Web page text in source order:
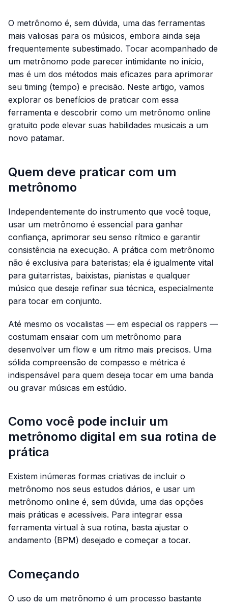
O metrônomo é, sem dúvida, uma das ferramentas
mais valiosas para os músicos, embora ainda seja
frequentemente subestimado. Tocar acompanhado de
um metrônomo pode parecer intimidante no início,
mas é um dos métodos mais eficazes para aprimorar
seu timing (tempo) e precisão. Neste artigo, vamos
explorar os benefícios de praticar com essa
ferramenta e descobrir como um metrônomo online
gratuito pode elevar suas habilidades musicais a um
novo patamar.
Quem deve praticar com um
metrônomo
Independentemente do instrumento que você toque,
usar um metrônomo é essencial para ganhar
confiança, aprimorar seu senso rítmico e garantir
consistência na execução. A prática com metrônomo
não é exclusiva para bateristas; ela é igualmente vital
para guitarristas, baixistas, pianistas e qualquer
músico que deseje refinar sua técnica, especialmente
para tocar em conjunto.
Até mesmo os vocalistas — em especial os rappers —
costumam ensaiar com um metrônomo para
desenvolver um flow e um ritmo mais precisos. Uma
sólida compreensão de compasso e métrica é
indispensável para quem deseja tocar em uma banda
ou gravar músicas em estúdio.
Como você pode incluir um
metrônomo digital em sua rotina de
prática
Existem inúmeras formas criativas de incluir o
metrônomo nos seus estudos diários, e usar um
metrônomo online é, sem dúvida, uma das opções
mais práticas e acessíveis. Para integrar essa
ferramenta virtual à sua rotina, basta ajustar o
andamento (BPM) desejado e começar a tocar.
Começando
O uso de um metrônomo é um processo bastante